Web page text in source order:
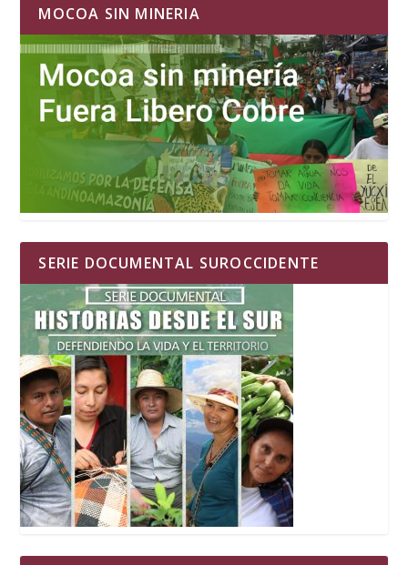
MOCOA SIN MINERIA
SERIE DOCUMENTAL SUROCCIDENTE